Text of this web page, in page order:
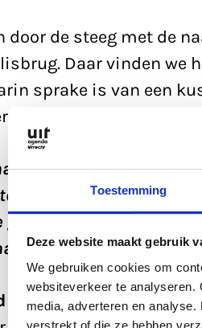
Toestemming
Deze website maakt gebruik
We gebruiken cookies om
websiteverkeer te analyseren.
media, adverteren en
verstrekt of die ze hebben
door de steeg met de
Daar vinden we
sprake is van een
op zoek naar de plek
gezoend in het
aan der Choorstraat
garnalencroquetjes at
gewoonlijk voor